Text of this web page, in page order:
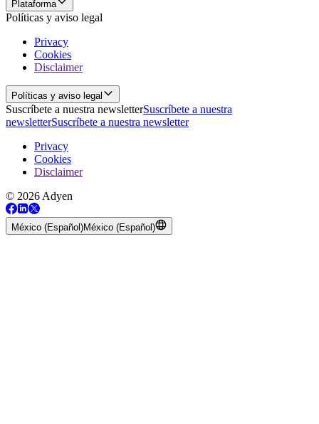
Plataforma
Políticas y aviso legal
Privacy
Cookies
Disclaimer
Políticas y aviso legal
Suscríbete a nuestra newsletterSuscríbete a nuestra
newsletterSuscríbete a nuestra newsletter
Privacy
Cookies
Disclaimer
© 2026 Adyen
México (Español)México (Español)